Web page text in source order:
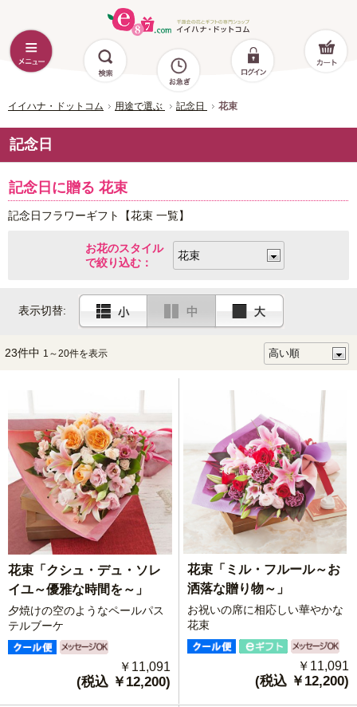
イイハナ・ドットコム 用途で選ぶ 記念日 花束
記念日
記念日に贈る 花束
記念日フラワーギフト【花束 一覧】
お花のスタイル
で絞り込む：
表示切替:
23件中 1～20件を表示
花束「クシュ・デュ・ソレ
イユ～優雅な時間を～」
夕焼けの空のようなペールパス
テルブーケ
￥11,091
(税込 ￥12,200)
花束「ミル・フルール～お
洒落な贈り物～」
お祝いの席に相応しい華やかな
花束
￥11,091
(税込 ￥12,200)